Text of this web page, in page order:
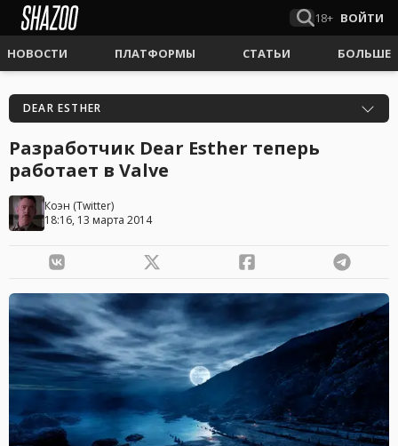
18+ ВОЙТИ
НОВОСТИ ПЛАТФОРМЫ СТАТЬИ БОЛЬШЕ
DEAR ESTHER
Разработчик Dear Esther теперь
работает в Valve
Коэн (Twitter)
18:16, 13 марта 2014